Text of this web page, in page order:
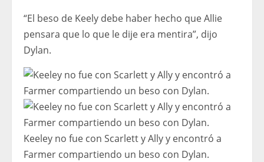
“El beso de Keely debe haber hecho que Allie
pensara que lo que le dije era mentira”, dijo
Dylan.
Keeley no fue con Scarlett y Ally y encontró a
Farmer compartiendo un beso con Dylan.